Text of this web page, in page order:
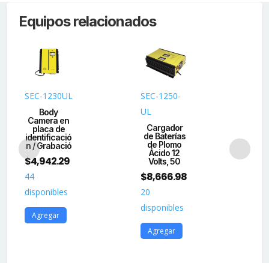
ColorVu]
TURBOHD
Megapixel
(1080p)
Lente
3.6
mm
mts
EXIR
Equipos relacionados
SEC-1230UL
Body
Camera en
placa de
identificació
n / Grabació
$4,942.29
44
disponibles
Agregar
SEC-1250-
UL
Cargador
de Baterías
de Plomo
Ácido 12
Volts, 50
$8,666.98
20
disponibles
Agregar